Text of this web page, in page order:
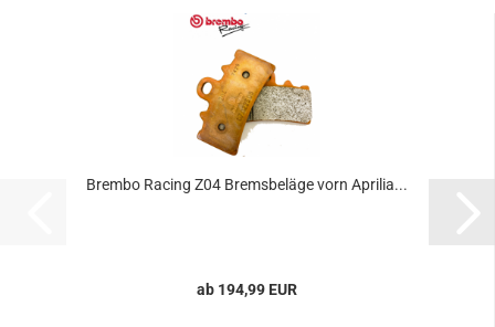
Brembo Racing Z04 Bremsbeläge vorn Aprilia...
ab 194,99 EUR